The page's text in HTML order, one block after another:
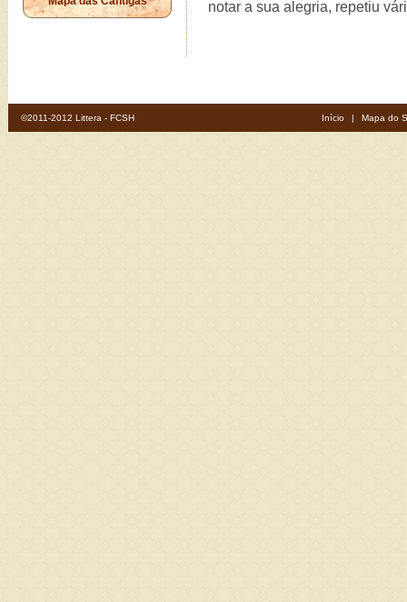
notar a sua alegria, repetiu
©2011-2012 Littera - FCSH Início | Mapa do